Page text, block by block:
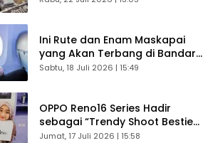
Ini Rute dan Enam Maskapai
yang Akan Terbang di Bandara
Husein Sastranegara
Sabtu, 18 Juli 2026 | 15:49
OPPO Reno16 Series Hadir
sebagai “Trendy Shoot Bestie”,
Bikin Konten Kreator Makin
Jumat, 17 Juli 2026 | 15:58